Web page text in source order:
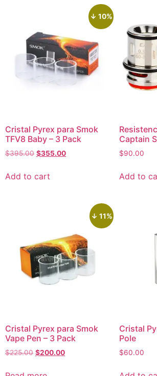
↓ 10%
Cristal Pyrex para Smok
TFV8 Baby – 3 Pack
$395.00 $355.00
Add to cart
Captain
$90.00
Add to
↓ 11%
Cristal Pyrex para Smok
Vape Pen – 3 Pack
$225.00 $200.00
Cristal
Pole
$60.00